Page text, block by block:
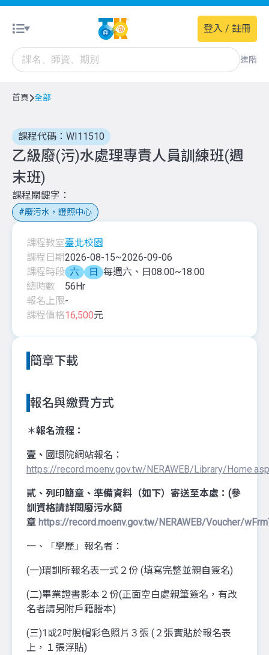
進階
登入 / 註冊
首頁 全部
課程代碼：WI11510
乙級廢(污)水處理專責人員訓練班(週
末班)
課程關鍵字
廢污水，證照中心
課程教室臺北校園
課程日期2026-08-15~2026-09-06
課程時段 六 日 每週六、日08:00~18:00
總時數
56Hr
報名上限-
課程價格16,500元
簡章下載
報名與繳費方式
＊報名流程：
壹、 國環院網站報名：
https://record.moenv.gov.tw/NERAWEB/Library/
貳、列印簡章、準備資料（如下）寄送至本處：(參
訓資格請詳閱廢污水簡
章 https://record.moenv.gov.tw/NERAWEB/Voucher/
一、「學歷」報名者：
(一)環訓所報名表一式２份 (填寫完整並親自簽名)
(二)畢業證書影本２份(正面空白處親筆簽名，有改
名者請另附戶籍謄本)
(三)1或2吋脫帽彩色照片３張 (２張實貼於報名表
上，１張浮貼)